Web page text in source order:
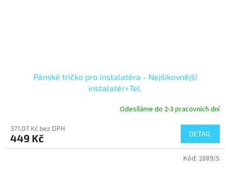
Pánské tričko pro instalatéra - Nejšikovnější
instalatér+Tel.
Odesíláme do 2-3 pracovních dní
371,07 Kč bez DPH
449 Kč DETAIL
Kód: 2889/S